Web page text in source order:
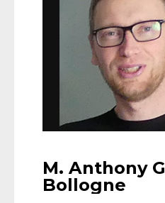
M. Anthony
Bollogne